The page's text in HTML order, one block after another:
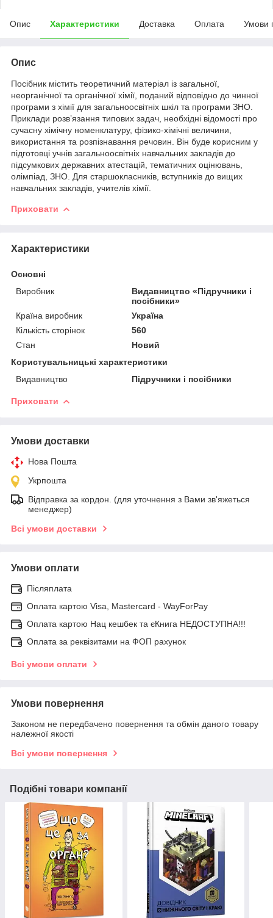
Опис Характеристики Доставка Оплата Умови
Опис
Посібник містить теоретичний матеріал із загальної,
неорганічної та органічної хімії, поданий відповідно до чинної
програми з хімії для загальноосвітніх шкіл та програми ЗНО.
Приклади розв’язання типових задач, необхідні відомості про
сучасну хімічну номенклатуру, фізико-хімічні величини,
використання та розпізнавання речовин. Він буде корисним у
підготовці учнів загальноосвітніх навчальних закладів до
підсумкових державних атестацій, тематичних оцінювань,
олімпіад, ЗНО. Для старшокласників, вступників до вищих
навчальних закладів, учителів хімії.
Приховати
Характеристики
Основні
Виробник
Видавництво «Підручники і
посібники»
Країна виробник
Україна
Кількість сторінок
560
Стан
Новий
Користувальницькі характеристики
Видавництво
Підручники і посібники
Приховати
Умови доставки
Нова Пошта
Укрпошта
Відправка за кордон. (для уточнення з Вами зв'яжеться
менеджер)
Всі умови доставки
Умови оплати
Післяплата
Оплата картою Visa, Mastercard - WayForPay
Оплата картою Нац кешбек та єКнига НЕДОСТУПНА!!!
Оплата за реквізитами на ФОП рахунок
Всі умови оплати
Умови повернення
Законом не передбачено повернення та обмін даного товару
належної якості
Всі умови повернення
Подібні товари компанії